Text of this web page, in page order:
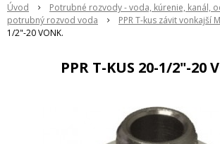
Úvod Potrubné rozvody - voda, kúrenie, kanál,
potrubný rozvod voda
PPR T-kus závit vonkajší
1/2"-20 VONK.
PPR T-KUS 20-1/2"-20